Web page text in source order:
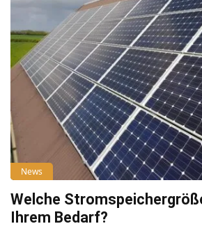
News
Welche
Ihrem Bedarf?